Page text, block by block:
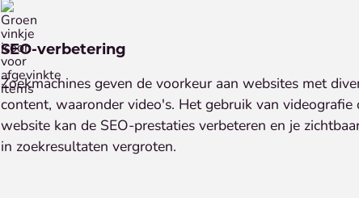
SEO-verbetering
Zoekmachines geven de voorkeur aan websites met
content, waaronder video's. Het gebruik van videografie
website kan de SEO-prestaties verbeteren en je
in zoekresultaten vergroten.